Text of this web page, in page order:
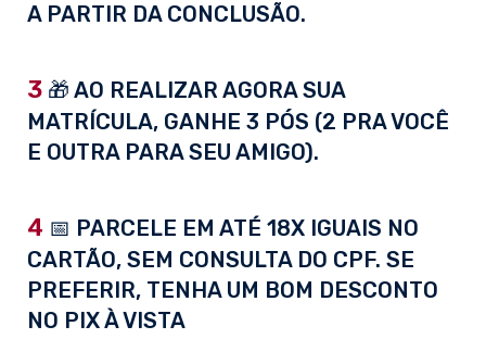
A PARTIR DA CONCLUSÃO.
3 🎁 AO REALIZAR AGORA SUA
MATRÍCULA, GANHE 3 PÓS (2 PRA VOCÊ
E OUTRA PARA SEU AMIGO).
4 📅 PARCELE EM ATÉ 18X IGUAIS NO
CARTÃO, SEM CONSULTA DO CPF. SE
PREFERIR, TENHA UM BOM DESCONTO
NO PIX À VISTA